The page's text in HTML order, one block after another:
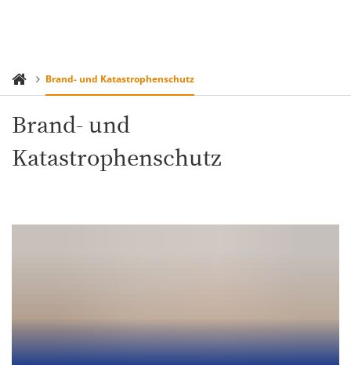
Brand- und Katastrophenschutz
Brand- und
Katastrophenschutz